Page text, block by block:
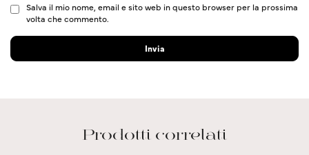
Salva il mio nome, email e sito web in questo browser per la prossima
volta che commento.
Prodotti correlati